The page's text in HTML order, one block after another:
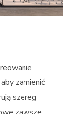
zamienić
szereg